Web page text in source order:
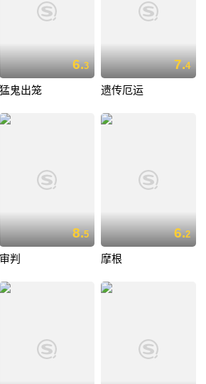
6.3
猛鬼出笼
7.4
遗传厄运
8.5
审判
6.2
摩根